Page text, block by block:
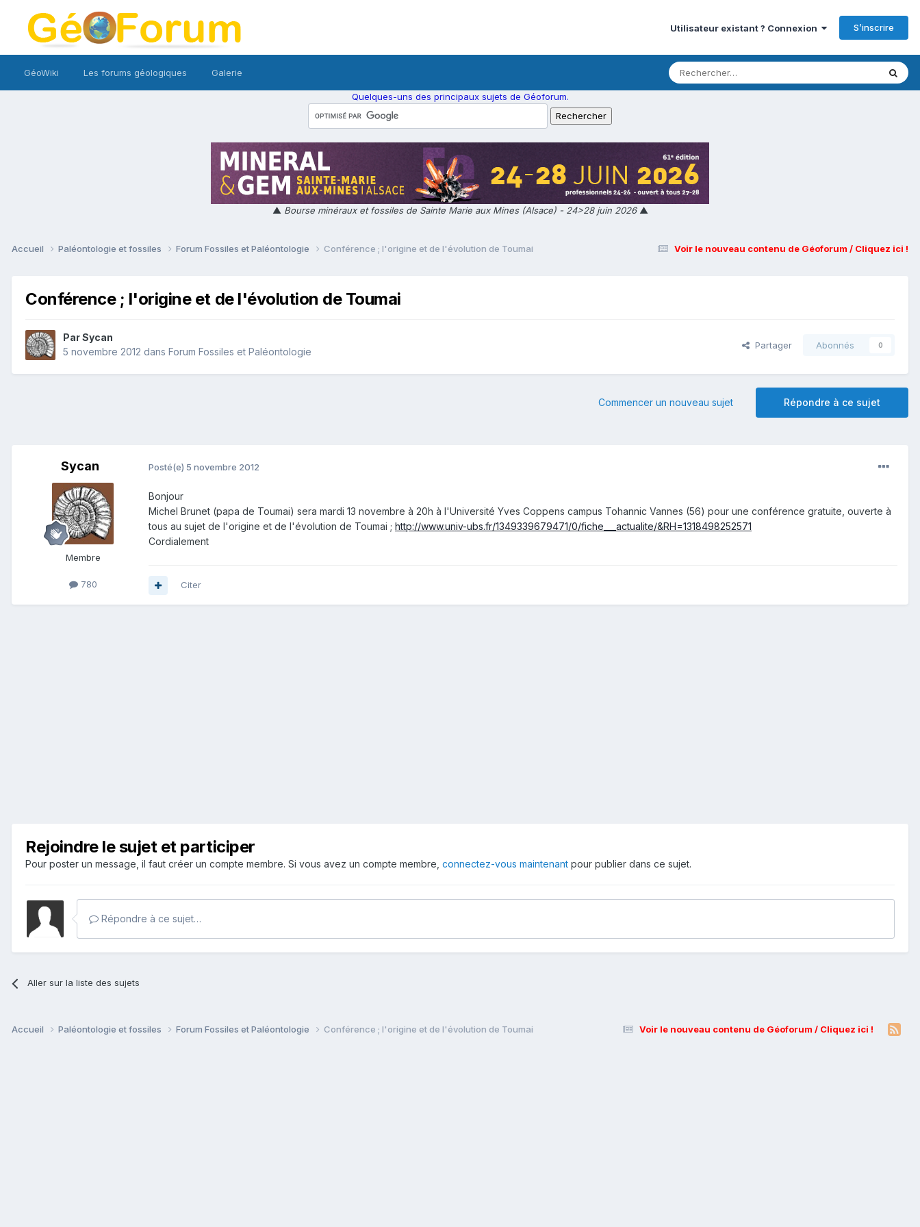
Utilisateur existant ? Connexion S’inscrire
GéoWiki Les forums géologiques Galerie
Quelques-uns des principaux sujets de Géoforum.
▲ Bourse minéraux et fossiles de Sainte Marie aux Mines (Alsace) - 24>28 juin 2026▲
Voir le nouveau contenu de Géoforum / Cliquez ici !
Accueil Paléontologie et fossiles Forum Fossiles et Paléontologie Conférence ; l'origine et de l'évolution de Toumai
Conférence ; l'origine et de l'évolution de Toumai
ParSycan
5 novembre 2012 dans Forum Fossiles et Paléontologie
Partager Abonnés 0
Répondre à ce sujet
Commencer un nouveau sujet
Sycan
Membre
780
Posté(e) 5 novembre 2012
Bonjour
Michel Brunet (papa de Toumai) sera mardi 13 novembre à 20h à l'Université Yves Coppens campus Tohannic Vannes (56) pour une conférence gratuite, ouverte à
tous au sujet de l'origine et de l'évolution de Toumai ; http://www.univ-ubs.fr/1349339679471/0/fiche___actualite/&RH=1318498252571
Cordialement
Citer
Rejoindre le sujet et participer
Pour poster un message, il faut créer un compte membre. Si vous avez un compte membre, connectez-vous maintenant pour publier dans ce sujet.
Répondre à ce sujet…
Aller sur la liste des sujets
Voir le nouveau contenu de Géoforum / Cliquez ici !
Accueil Paléontologie et fossiles Forum Fossiles et Paléontologie Conférence ; l'origine et de l'évolution de Toumai